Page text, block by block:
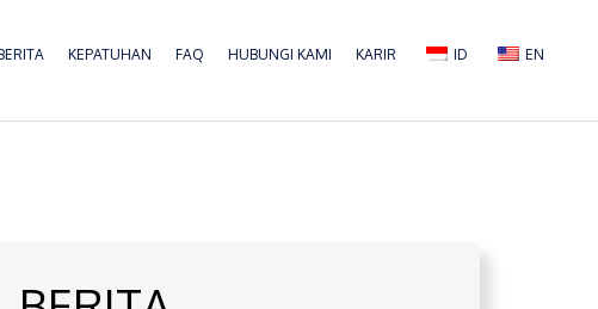
KEPATUHAN FAQ HUBUNGI KAMI KARIR ID EN